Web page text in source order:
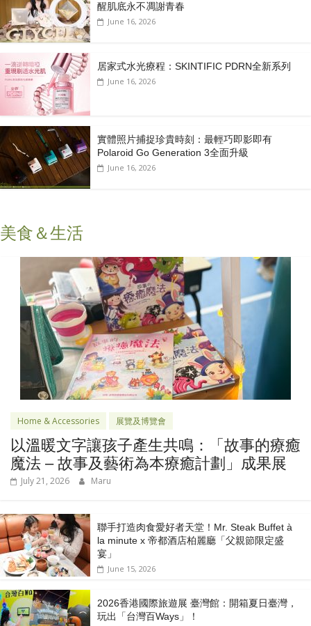
醒肌底永不凋謝青春
June 16, 2026
居家式水光療程：SKINTIFIC PDRN全新系列
June 16, 2026
實體照片捕捉珍貴時刻：最輕巧即影即有
Polaroid Go Generation 3全面升級
June 16, 2026
美食＆生活
Home & Accessories 展覽及博覽會
以溫暖文字讓孩子產生共鳴：「故事的療癒
魔法 – 故事及藝術為本療癒計劃」成果展
July 21, 2026 Maru
聯手打造肉食愛好者天堂！Mr. Steak Buffet à
la minute x 帝都酒店柏麗廳「⽗親節限定盛
宴」
June 15, 2026
2026香港國際旅遊展 臺灣館：開箱夏日臺灣，
玩出「台灣百Ways」！